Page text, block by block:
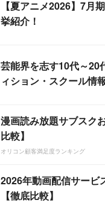
【夏アニメ2026】7月
挙紹介！
芸能界を志す10代～
ィション・スクール情
漫画読み放題サブスク
比較】
オリコン顧客満足度ランキング
2026年動画配信サービ
【徹底比較】